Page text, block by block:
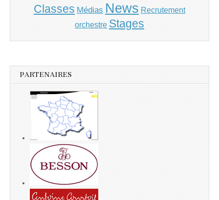
Classes Médias News Recrutement
orchestre Stages
PARTENAIRES